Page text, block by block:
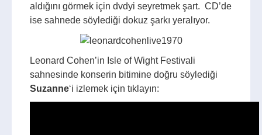
aldığını görmek için dvdyi seyretmek şart. CD’de
ise sahnede söylediği dokuz şarkı yeralıyor.
Leonard Cohen’in Isle of Wight Festivali
sahnesinde konserin bitimine doğru söylediği
Suzanne‘i izlemek için tıklayın: